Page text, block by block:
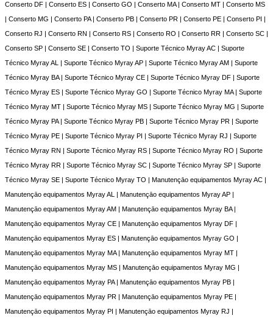
Conserto DF | Conserto ES | Conserto GO | Conserto MA | Conserto MT | Conserto MS
| Conserto MG | Conserto PA | Conserto PB | Conserto PR | Conserto PE | Conserto PI |
Conserto RJ | Conserto RN | Conserto RS | Conserto RO | Conserto RR | Conserto SC |
Conserto SP | Conserto SE | Conserto TO | Suporte Técnico Myray AC | Suporte
Técnico Myray AL | Suporte Técnico Myray AP | Suporte Técnico Myray AM | Suporte
Técnico Myray BA | Suporte Técnico Myray CE | Suporte Técnico Myray DF | Suporte
Técnico Myray ES | Suporte Técnico Myray GO | Suporte Técnico Myray MA | Suporte
Técnico Myray MT | Suporte Técnico Myray MS | Suporte Técnico Myray MG | Suporte
Técnico Myray PA | Suporte Técnico Myray PB | Suporte Técnico Myray PR | Suporte
Técnico Myray PE | Suporte Técnico Myray PI | Suporte Técnico Myray RJ | Suporte
Técnico Myray RN | Suporte Técnico Myray RS | Suporte Técnico Myray RO | Suporte
Técnico Myray RR | Suporte Técnico Myray SC | Suporte Técnico Myray SP | Suporte
Técnico Myray SE | Suporte Técnico Myray TO | Manutençāo equipamentos Myray AC |
Manutençāo equipamentos Myray AL | Manutençāo equipamentos Myray AP |
Manutençāo equipamentos Myray AM | Manutençāo equipamentos Myray BA |
Manutençāo equipamentos Myray CE | Manutençāo equipamentos Myray DF |
Manutençāo equipamentos Myray ES | Manutençāo equipamentos Myray GO |
Manutençāo equipamentos Myray MA | Manutençāo equipamentos Myray MT |
Manutençāo equipamentos Myray MS | Manutençāo equipamentos Myray MG |
Manutençāo equipamentos Myray PA | Manutençāo equipamentos Myray PB |
Manutençāo equipamentos Myray PR | Manutençāo equipamentos Myray PE |
Manutençāo equipamentos Myray PI | Manutençāo equipamentos Myray RJ |